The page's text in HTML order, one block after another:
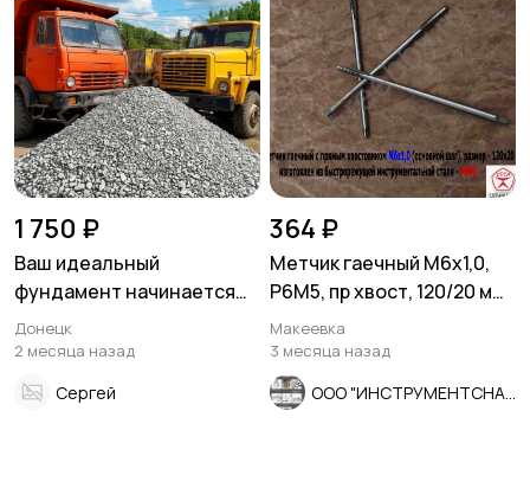
1 750 ₽
Ваш идеальный
фундамент начинается
здесь! Доломитный
щебень от
производителя с
доставкой!
Донецк
2 месяца назад
Сергей
364 ₽
Метчик гаечный М6х1,0,
Р6М5, пр хвост, 120/20 мм,
осн шаг, 2640-0053,
СССР.
Макеевка
3 месяца назад